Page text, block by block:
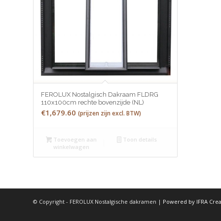
FEROLUX Nostalgisch Dakraam FLDRG
110x100cm rechte bovenzijde (NL)
€1,679.60 (prijzen zijn excl. BTW)
Toevoegen aan
winkelwagen
Toon details
© Copyright - FEROLUX Nostalgische dakramen | Powered by IFRA